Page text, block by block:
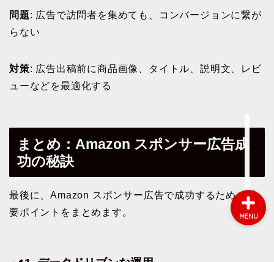
問題: 広告で訪問者を集めても、コンバージョンに繋が
らない
対策: 広告出稿前に商品画像、タイトル、説明文、レビ
ューなどを最適化する
まとめ：Amazon スポンサー広告成
功の秘訣
最後に、Amazon スポンサー広告で成功するための重
要ポイントをまとめます。
MENU
サービス
お問い合わせ